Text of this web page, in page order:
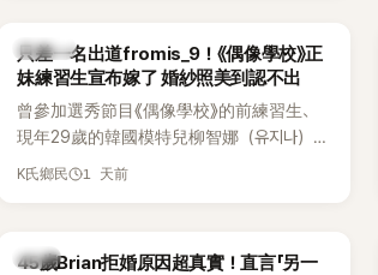
K-POP
只差一名出道fromis_9！《偶像學校》正
妹練習生宣布嫁了 婚紗照美到認不出
曾參加選秀節目《偶像學校》的前練習生、
現年29歲的韓國模特兒柳智娜（유지나），
近日無預警在社群平台公開一系列婚紗
K氏鄉民 1 天前
韓星
45歲Brian拒婚原因超真實！直言「另一